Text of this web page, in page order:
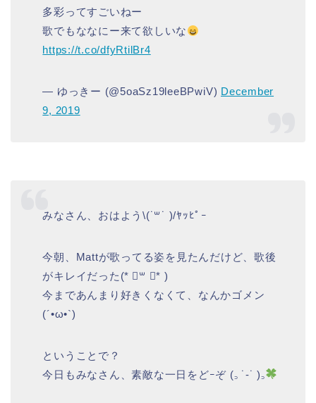
多彩ってすごいねー
歌でもななにー来て欲しいな
https://t.co/dfyRtilBr4
— ゆっきー (@5oaSz19leeBPwiV) December
9, 2019
みなさん、おはよう\(˙꒳˙ )/ﾔｯﾋﾟｰ
今朝、Mattが歌ってる姿を見たんだけど、歌後
がキレイだった(* ॑꒳ ॑* )
今まであんまり好きくなくて、なんかゴメン
(´•ω•`)
ということで？
今日もみなさん、素敵な一日をどｰぞ (꜆ ˙-˙ )꜆